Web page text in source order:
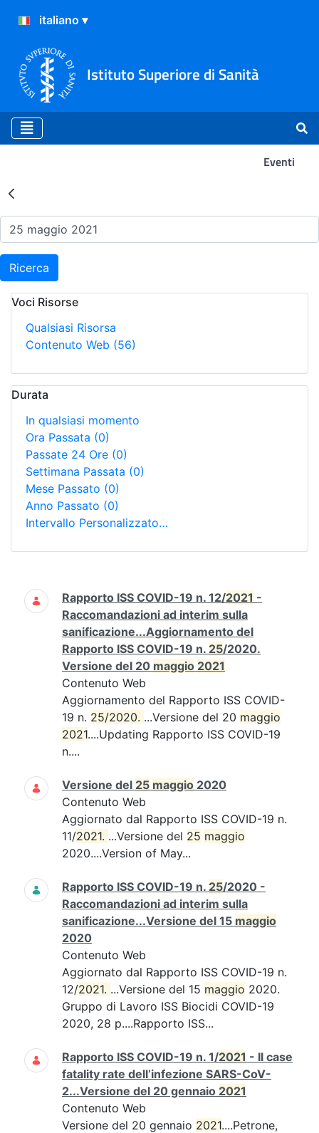
Istituto Superiore di Sanità
Eventi
Risultati della Ricerca -
Ricerca
Voci Risorse
Qualsiasi Risorsa
Contenuto Web (56)
Durata
In qualsiasi momento
Ora Passata (0)
Passate 24 Ore (0)
Settimana Passata (0)
Mese Passato (0)
Anno Passato (0)
Intervallo Personalizzato…
Ricerca
Rapporto ISS COVID-19 n. 12/2021 -
Raccomandazioni ad interim sulla
sanificazione...Aggiornamento del
Rapporto ISS COVID-19 n. 25/2020.
Versione del 20 maggio 2021
Contenuto Web
Aggiornamento del Rapporto ISS COVID-
19 n. 25/2020. ...Versione del 20 maggio
2021....Updating Rapporto ISS COVID-19
n....
Versione del 25 maggio 2020
Contenuto Web
Aggiornato dal Rapporto ISS COVID-19 n.
11/2021. ...Versione del 25 maggio
2020....Version of May...
Rapporto ISS COVID-19 n. 25/2020 -
Raccomandazioni ad interim sulla
sanificazione...Versione del 15 maggio
2020
Contenuto Web
Aggiornato dal Rapporto ISS COVID-19 n.
12/2021. ...Versione del 15 maggio 2020.
Gruppo di Lavoro ISS Biocidi COVID-19
2020, 28 p....Rapporto ISS...
Rapporto ISS COVID-19 n. 1/2021 - Il case
fatality rate dell’infezione SARS-CoV-
2...Versione del 20 gennaio 2021
Contenuto Web
Versione del 20 gennaio 2021....Petrone,